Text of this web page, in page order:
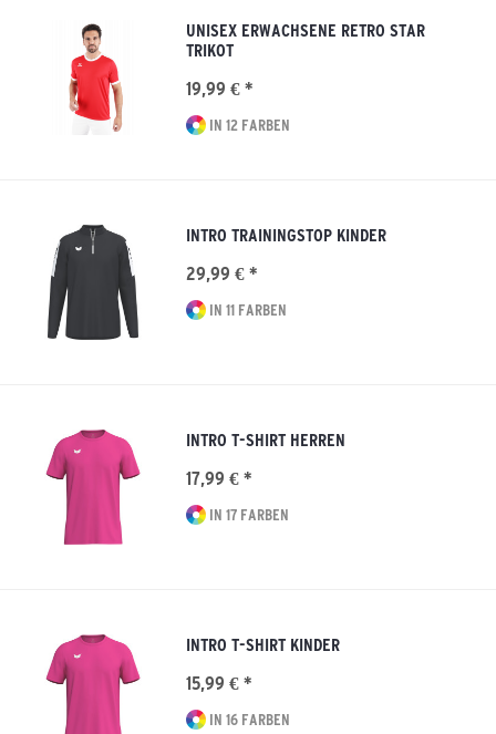
UNISEX ERWACHSENE RETRO STAR
TRIKOT
19,99 € *
IN 12 FARBEN
INTRO TRAININGSTOP KINDER
29,99 € *
IN 11 FARBEN
INTRO T-SHIRT HERREN
17,99 € *
IN 17 FARBEN
INTRO T-SHIRT KINDER
15,99 € *
IN 16 FARBEN